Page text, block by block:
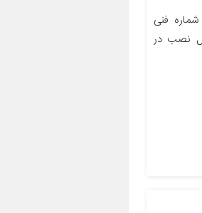
فنی
در بسته‌بندی ۱ محل نصب در